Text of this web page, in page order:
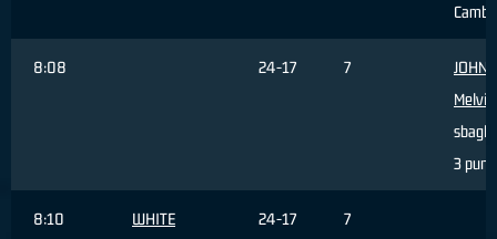
8:08 24-17 7
Melvin
3 punti
8:10
WHITE
24-17 7